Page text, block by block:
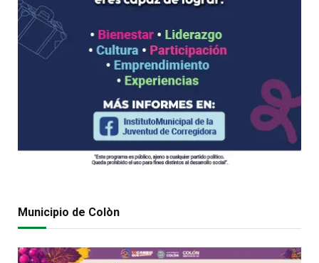
Municipio de Colòn